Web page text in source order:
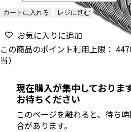
カートに入れる レジに進む
お気に入りに追加
この商品のポイント利用上限：
当）
現在購入が集中しておりま
お待ちください
このページを離れると、待ち
合があります。